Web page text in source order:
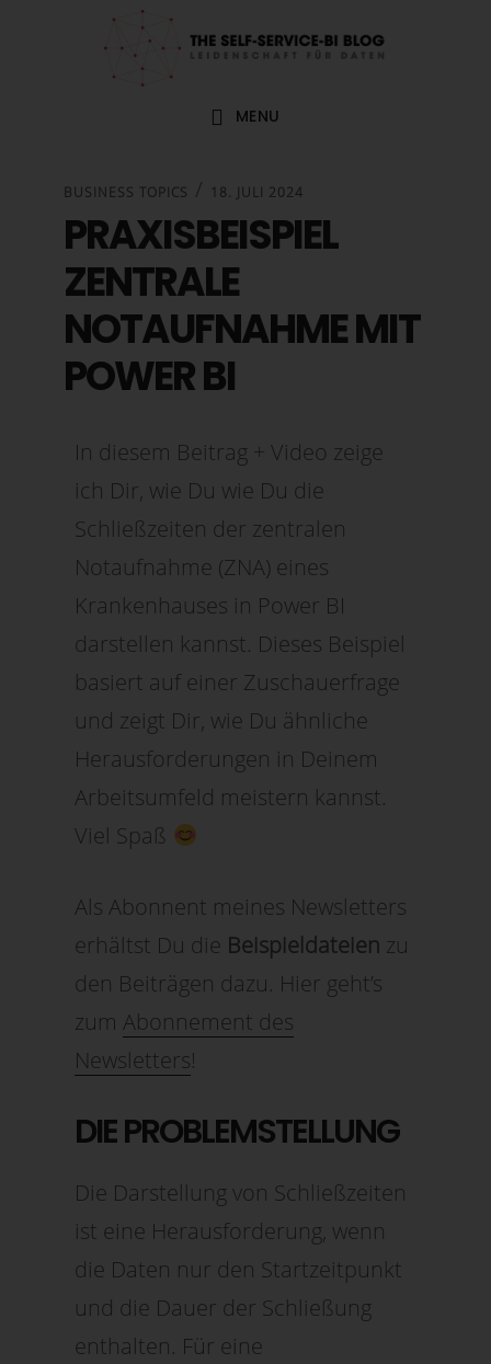
Hauptnavigation
Seitenspalte
MENU
BUSINESS TOPICS / 18. JULI 2024
PRAXISBEISPIEL
ZENTRALE
NOTAUFNAHME MIT
POWER BI
In diesem Beitrag + Video zeige
ich Dir, wie Du wie Du die
Schließzeiten der zentralen
Notaufnahme (ZNA) eines
Krankenhauses in Power BI
darstellen kannst. Dieses Beispiel
basiert auf einer Zuschauerfrage
und zeigt Dir, wie Du ähnliche
Herausforderungen in Deinem
Arbeitsumfeld meistern kannst.
Viel Spaß
Als Abonnent meines Newsletters
erhältst Du die Beispieldateien zu
den Beiträgen dazu. Hier geht’s
zumAbonnement des
Newsletters!
DIE PROBLEMSTELLUNG
Die Darstellung von Schließzeiten
ist eine Herausforderung, wenn
die Daten nur den Startzeitpunkt
und die Dauer der Schließung
enthalten. Für eine